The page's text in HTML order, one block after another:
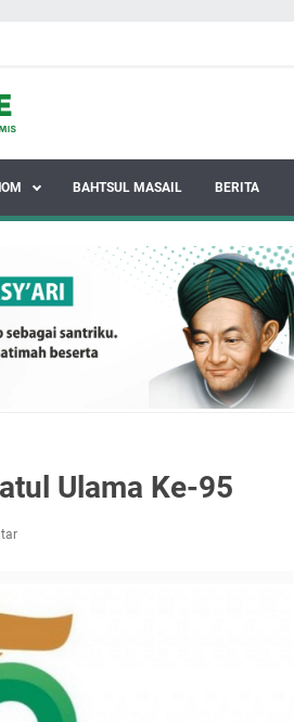
BAHTSUL MASAIL BERITA
Ulama Ke-95